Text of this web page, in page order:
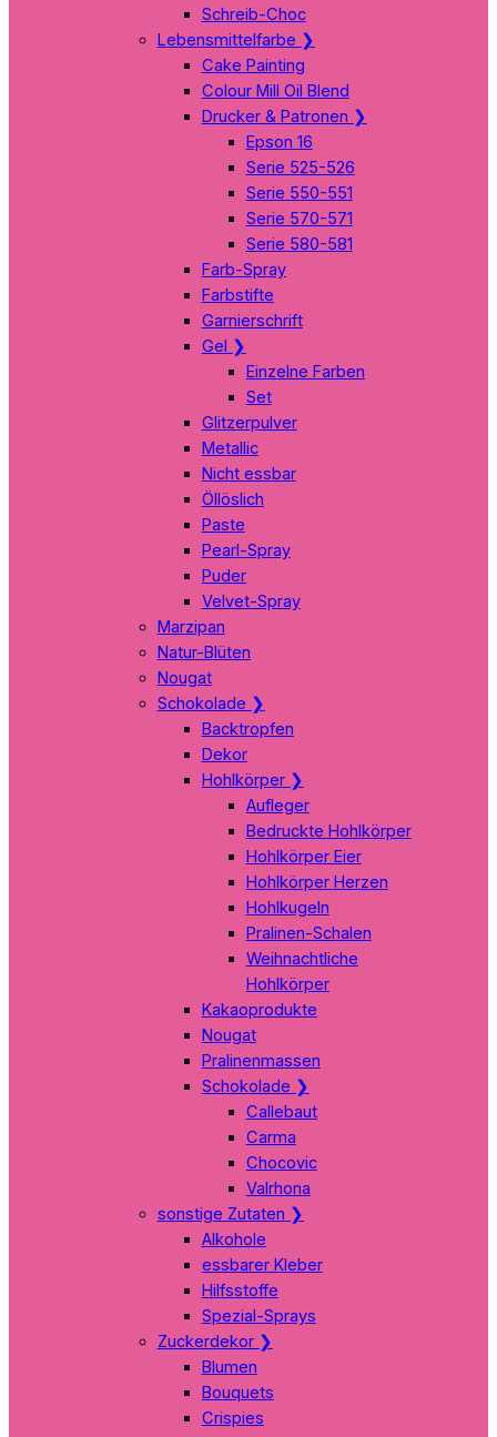
Schreib-Choc
Lebensmittelfarbe ❯
Cake Painting
Colour Mill Oil Blend
Drucker & Patronen ❯
Epson 16
Serie 525-526
Serie 550-551
Serie 570-571
Serie 580-581
Farb-Spray
Farbstifte
Garnierschrift
Gel ❯
Einzelne Farben
Set
Glitzerpulver
Metallic
Nicht essbar
Öllöslich
Paste
Pearl-Spray
Puder
Velvet-Spray
Marzipan
Natur-Blüten
Nougat
Schokolade ❯
Backtropfen
Dekor
Hohlkörper ❯
Aufleger
Bedruckte Hohlkörper
Hohlkörper Eier
Hohlkörper Herzen
Hohlkugeln
Pralinen-Schalen
Weihnachtliche
Hohlkörper
Kakaoprodukte
Nougat
Pralinenmassen
Schokolade ❯
Callebaut
Carma
Chocovic
Valrhona
sonstige Zutaten ❯
Alkohole
essbarer Kleber
Hilfsstoffe
Spezial-Sprays
Zuckerdekor ❯
Blumen
Bouquets
Crispies